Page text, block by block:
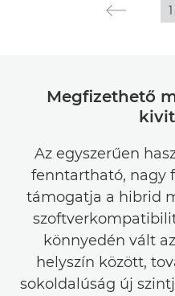
1
Megfizethető
Az egyszerűen
fenntartható, nagy
támogatja a hibrid
könnyedén vált
helyszín között,
sokoldalúság új